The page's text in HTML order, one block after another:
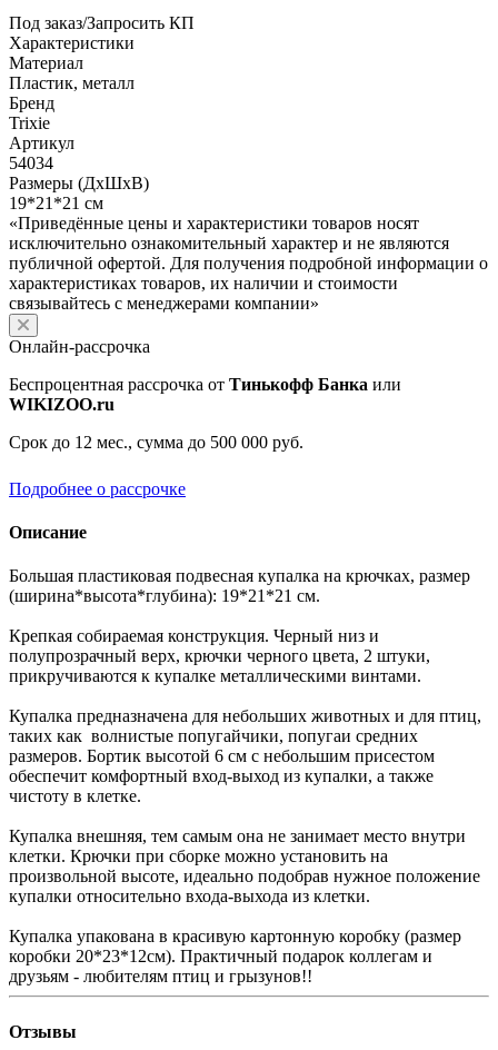
Под заказ/Запросить КП
Характеристики
Материал
Пластик, металл
Бренд
Trixie
Артикул
54034
Размеры (ДхШхВ)
19*21*21 см
«Приведённые цены и характеристики товаров носят
исключительно ознакомительный характер и не являются
публичной офертой. Для получения подробной информации о
характеристиках товаров, их наличии и стоимости
связывайтесь с менеджерами компании»
Онлайн-рассрочка
Беспроцентная рассрочка от Тинькофф Банка или
WIKIZOO.ru
Срок до 12 мес., сумма до 500 000 руб.
Подробнее о рассрочке
Описание
Большая пластиковая подвесная купалка на крючках, размер
(ширина*высота*глубина): 19*21*21 см.
Крепкая собираемая конструкция. Черный низ и
полупрозрачный верх, крючки черного цвета, 2 штуки,
прикручиваются к купалке металлическими винтами.
Купалка предназначена для небольших животных и для птиц,
таких как волнистые попугайчики, попугаи средних
размеров. Бортик высотой 6 см с небольшим присестом
обеспечит комфортный вход-выход из купалки, а также
чистоту в клетке.
Купалка внешняя, тем самым она не занимает место внутри
клетки. Крючки при сборке можно установить на
произвольной высоте, идеально подобрав нужное положение
купалки относительно входа-выхода из клетки.
Купалка упакована в красивую картонную коробку (размер
коробки 20*23*12см). Практичный подарок коллегам и
друзьям - любителям птиц и грызунов!!
Отзывы